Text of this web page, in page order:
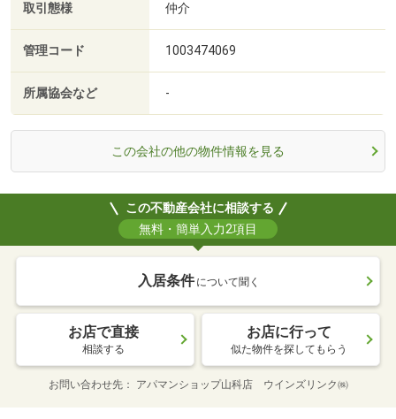
取引態様 仲介
管理コード 1003474069
所属協会など -
この会社の他の物件情報を見る
この不動産会社に相談する
無料・簡単入力2項目
入居条件 について聞く
お店で直接
相談する
お店に行って
似た物件を探してもらう
お問い合わせ先 アパマンショップ山科店 ウインズリンク㈱